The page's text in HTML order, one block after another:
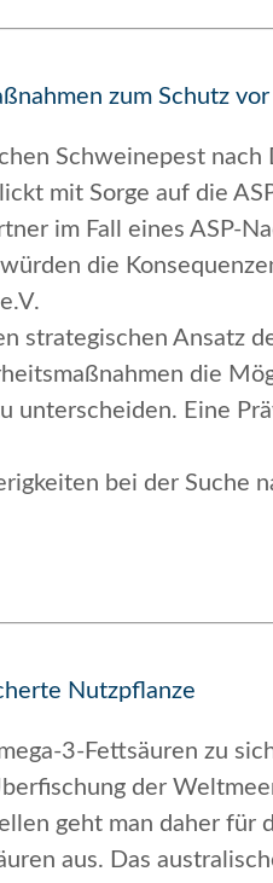
zum Schutz vor
Schweinepest
mit Sorge auf die
im Fall eines ASP-
die
strategischen Ansatz
die
unterscheiden. Eine
bei der Suche
Nutzpflanze
3-Fettsäuren zu
der
geht man daher für
aus. Das